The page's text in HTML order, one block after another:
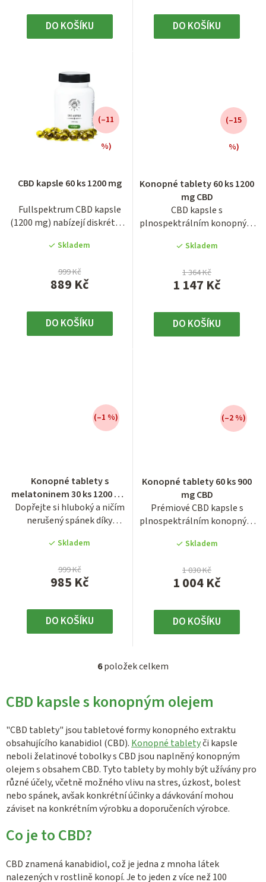
DO KOŠÍKU DO KOŠÍKU
CBD kapsle 60 ks 1200 mg
Fullspektrum CBD kapsle
(1200 mg) nabízejí diskrétní a
Skladem
889 Kč
999 Kč
(–11
%)
DO KOŠÍKU
Konopné tablety 60 ks 1200
mg CBD
CBD kapsle s
plnospektrálním konopným
koncentraci...
hodnocení
produktu
je
4,0
z
hvězdiček.
Skladem
1 147 Kč
1 364 Kč
(–15
%)
DO KOŠÍKU
Konopné tablety s
melatoninem 30 ks 1200 mg
CBD
Dopřejte si hluboký a ničím
nerušený spánek díky
CBD...
hodnocení
produktu
je
3,5
z
hvězdiček.
Skladem
985 Kč
999 Kč
(–1 %)
DO KOŠÍKU
Konopné tablety 60 ks 900
mg CBD
Prémiové CBD kapsle s
plnospektrálním konopným
Skladem
1 004 Kč
1 030 Kč
(–2 %)
DO KOŠÍKU
O
l
d
a
c
í
p
r
v
v
ý
6položek celkem
CBD kapsle s konopným olejem
"CBD tablety" jsou tabletové formy konopného extraktu
obsahujícího kanabidiol (CBD). Konopné tabletyči kapsle
neboli želatinové tobolky s CBD jsou naplněný konopným
olejem s obsahem CBD. Tyto tablety by mohly být užívány pro
různé účely, včetně možného vlivu na stres, úzkost, bolest
nebo spánek, avšak konkrétní účinky a dávkování mohou
záviset na konkrétním výrobku a doporučeních výrobce.
Co je to CBD?
CBD znamená kanabidiol, což je jedna z mnoha látek
nalezených v rostlině konopí. Je to jeden z více než 100